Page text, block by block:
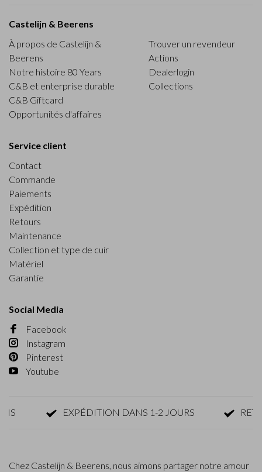
Castelijn & Beerens
À propos de Castelijn &
Beerens
Notre histoire 80 Years
C&B et enterprise durable
C&B Giftcard
Opportunités d'affaires
Trouver un revendeur
Actions
Dealerlogin
Collections
Service client
Contact
Commande
Paiements
Expédition
Retours
Maintenance
Collection et type de cuir
Matériel
Garantie
Social Media
Facebook
Instagram
Pinterest
Youtube
EXPÉDITION DANS 1-2 JOURS
Chez Castelijn & Beerens, nous aimons partager notre amour